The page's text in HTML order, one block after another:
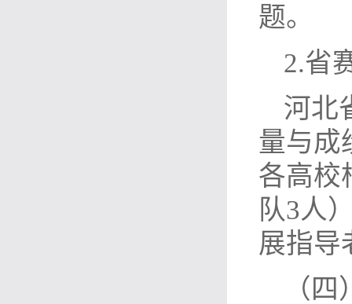
题。
2.省
河北
量与成
各高校
队3人
展指导
（